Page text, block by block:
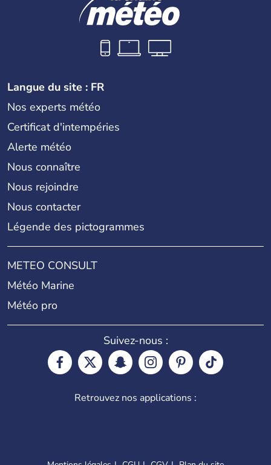
Langue du site : FR
Nos experts météo
Certificat d'intempéries
Alerte météo
Nous connaître
Nous rejoindre
Nous contacter
Légende des pictogrammes
METEO CONSULT
Météo Marine
Météo pro
Suivez-nous :
Retrouvez nos applications :